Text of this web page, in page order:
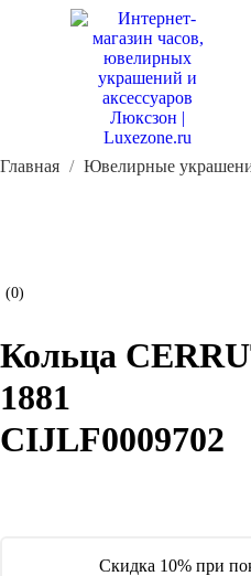
Главная Ювелирные
(0)
Скидка 10% при
Кольца
1881
CIJLF0009702